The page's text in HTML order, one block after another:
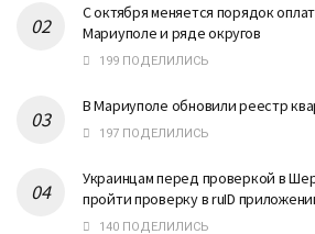
С октября меняется порядок
Мариуполе и ряде округов
199 ПОДЕЛИЛИСЬ
В Мариуполе обновили реестр
197 ПОДЕЛИЛИСЬ
Украинцам перед проверкой в
пройти проверку в ruID
140 ПОДЕЛИЛИСЬ